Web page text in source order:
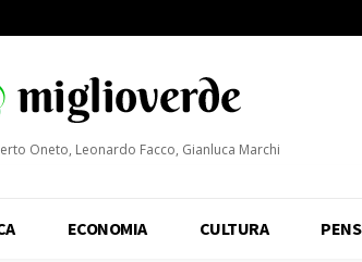
Oneto, Leonardo Facco, Gianluca Marchi
ECONOMIA CULTURA